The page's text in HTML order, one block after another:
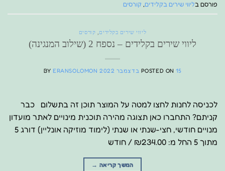
פורסם בליווי שירים בקלידים, קורסים
ליווי שירים בקלידים קורסים
ליווי שירים בקלידים – נספח 2 (שילוב המנגינה)
POSTED ON15 בדצמבר 2022 BY ERANSOLOMON
לכניסה לחנות לחצו למטה על המוצר תוכן זה בתשלום כבר
קניתם? התחברו כאן תצוגה מהירה תוכנית מינויים לאתר מועדון
מנויים חודשי, חצי-שנתי או שנתי (לימוד מוזיקה אונליין) דורג 5
מתוך 5 החל מ: ₪234.00 / חודש
המשך קריאה →